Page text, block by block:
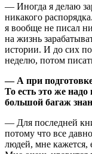
— Иногда я делаю
никакого
я вообще не писал
на жизнь
истории. И до сих
неделю, потом
— А при
То есть это же
большой багаж
— Для последней
потому что все
людей, мне кажется,